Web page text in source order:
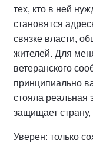
тех, кто в ней
становятся
связке власти,
жителей. Для
ветеранского
принципиально
стояла реальная
защищает страну,
Уверен: только